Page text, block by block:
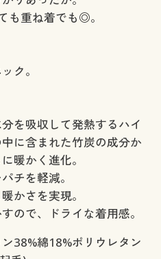
も重ね着でも◎。
ク。
を吸収して発熱するハイ
に含まれた竹炭の成分か
暖かく進化。
チを軽減。
かさを実現。
ので、ドライな着用感。
38%綿18%ポリウレタン